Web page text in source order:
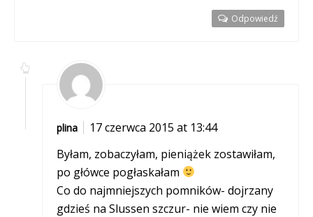
Odpowiedź
plina
17 czerwca 2015 at 13:44
Byłam, zobaczyłam, pieniążek zostawiłam,
po główce pogłaskałam
Co do najmniejszych pomników- dojrzany
gdzieś na Slussen szczur- nie wiem czy nie